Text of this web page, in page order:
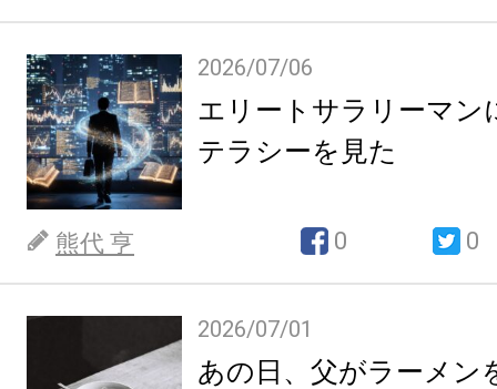
2026/07/06
エリートサラリーマン
テラシーを見た
熊代 亨 0 0
2026/07/01
あの日、父がラーメン